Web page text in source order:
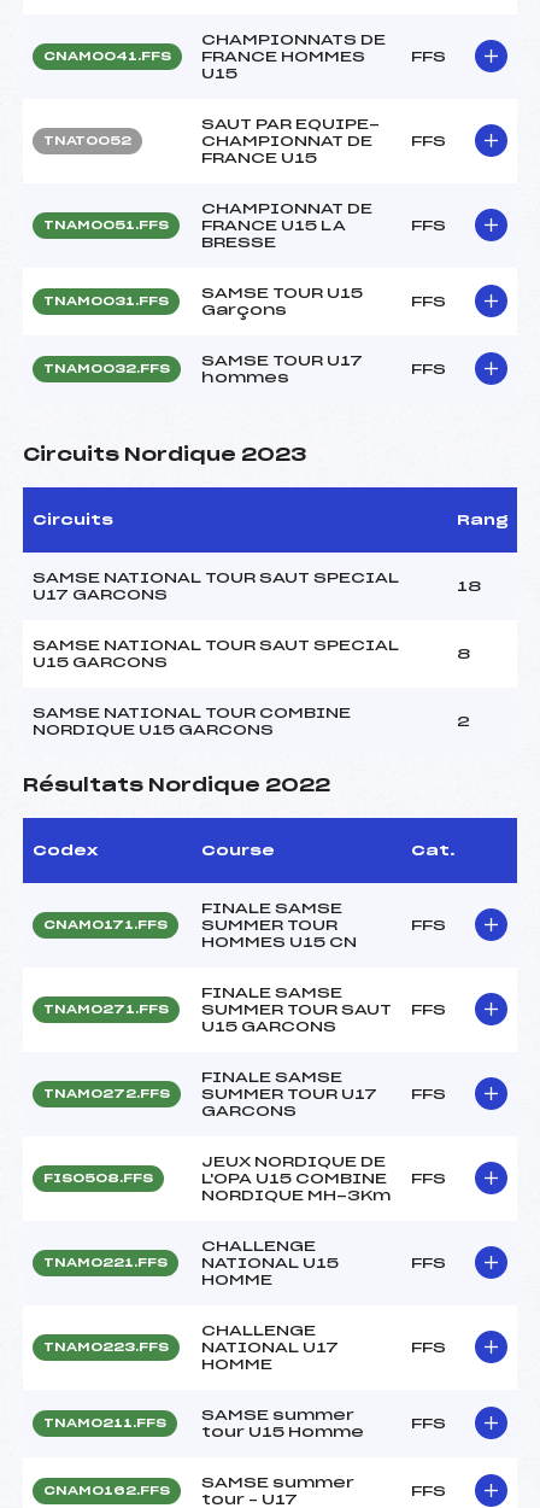
CNAM0041.FFS
CHAMPIONNATS DE
FRANCE HOMMES
U15
FFS
TNAT0052
SAUT PAR EQUIPE-
CHAMPIONNAT DE
FRANCE U15
FFS
TNAM0051.FFS
CHAMPIONNAT DE
FRANCE U15 LA
BRESSE
FFS
TNAM0031.FFS
SAMSE TOUR U15
Garçons
FFS
TNAM0032.FFS
SAMSE TOUR U17
hommes
FFS
Circuits Nordique 2023
Circuits Rang
SAMSE NATIONAL TOUR SAUT SPECIAL
U17 GARCONS
18
SAMSE NATIONAL TOUR SAUT SPECIAL
U15 GARCONS
8
SAMSE NATIONAL TOUR COMBINE
NORDIQUE U15 GARCONS
2
Résultats Nordique 2022
Codex Course Cat.
CNAM0171.FFS
FINALE SAMSE
SUMMER TOUR
HOMMES U15 CN
FFS
TNAM0271.FFS
FINALE SAMSE
SUMMER TOUR SAUT
U15 GARCONS
FFS
TNAM0272.FFS
FINALE SAMSE
SUMMER TOUR U17
GARCONS
FFS
FIS0508.FFS
JEUX NORDIQUE DE
L'OPA U15 COMBINE
NORDIQUE MH-3Km
FFS
TNAM0221.FFS
CHALLENGE
NATIONAL U15
HOMME
FFS
TNAM0223.FFS
CHALLENGE
NATIONAL U17
HOMME
FFS
TNAM0211.FFS
SAMSE summer
tour U15 Homme
FFS
CNAM0162.FFS
SAMSE summer
tour – U17
FFS